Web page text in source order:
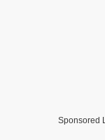
Sponsored